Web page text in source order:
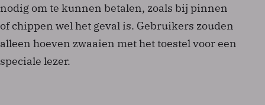
nodig om te kunnen betalen, zoals bij pinnen
of chippen wel het geval is. Gebruikers zouden
alleen hoeven zwaaien met het toestel voor een
speciale lezer.